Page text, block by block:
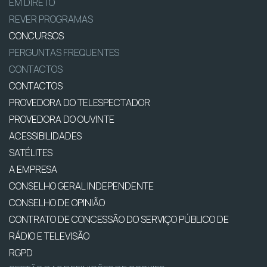
REVER PROGRAMAS
CONCURSOS
PERGUNTAS FREQUENTES
CONTACTOS
CONTACTOS
PROVEDORA DO TELESPECTADOR
PROVEDORA DO OUVINTE
ACESSIBILIDADES
SATÉLITES
A EMPRESA
CONSELHO GERAL INDEPENDENTE
CONSELHO DE OPINIÃO
CONTRATO DE CONCESSÃO DO SERVIÇO PÚBLICO DE
RÁDIO E TELEVISÃO
RGPD